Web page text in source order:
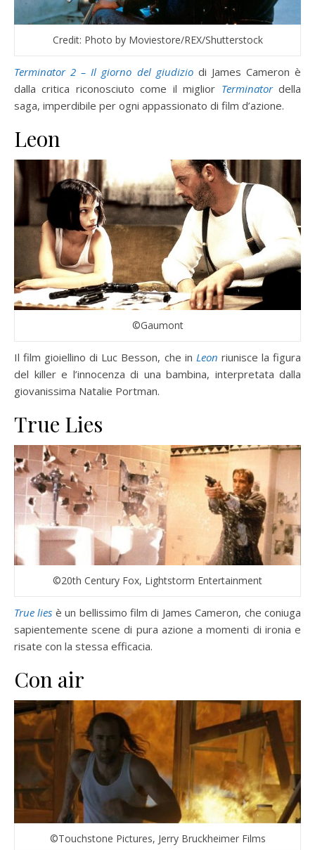
Credit: Photo by Moviestore/REX/Shutterstock
Terminator 2 – Il giorno del giudiziodi James Cameron è
dalla critica riconosciuto come il miglior Terminatordella
saga, imperdibile per ogni appassionato di film d’azione.
Leon
©Gaumont
Il film gioiellino di Luc Besson, che in Leon riunisce la figura
del killer e l’innocenza di una bambina, interpretata dalla
giovanissima Natalie Portman.
True Lies
©20th Century Fox, Lightstorm Entertainment
True lies è un bellissimo film di James Cameron, che coniuga
sapientemente scene di pura azione a momenti di ironia e
risate con la stessa efficacia.
Con air
©Touchstone Pictures, Jerry Bruckheimer Films